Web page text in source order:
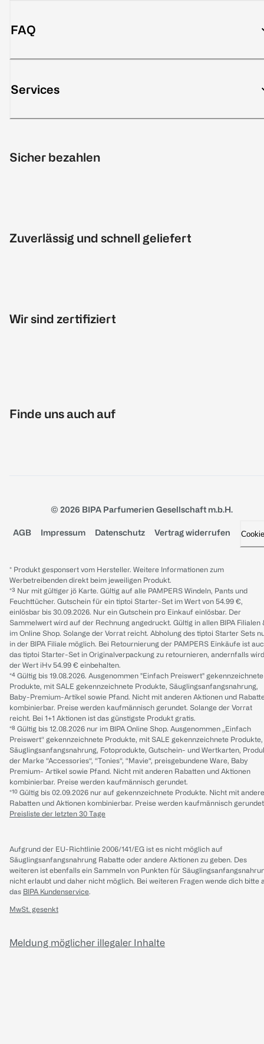
FAQ
Services
Sicher bezahlen
Zuverlässig und schnell geliefert
Wir sind zertifiziert
Finde uns auch auf
© 2026 BIPA Parfumerien Gesellschaft m.b.H.
AGB Impressum Datenschutz Vertrag widerrufen
* Produkt gesponsert vom Hersteller. Weitere Informationen zum
Werbetreibenden direkt beim jeweiligen Produkt.
*³ Nur mit gültiger jö Karte. Gültig auf alle PAMPERS Windeln, Pants und
Feuchttücher. Gutschein für ein tiptoi Starter-Set im Wert von 54.99 €,
einlösbar bis 30.09.2026. Nur ein Gutschein pro Einkauf einlösbar. Der
Sammelwert wird auf der Rechnung angedruckt. Gültig in allen BIPA Filialen
im Online Shop. Solange der Vorrat reicht. Abholung des tiptoi Starter Sets
in der BIPA Filiale möglich. Bei Retournierung der PAMPERS Einkäufe ist
das tiptoi Starter-Set in Originalverpackung zu retournieren, andernfalls wird
der Wert iHv 54.99 € einbehalten.
*⁴ Gültig bis 19.08.2026. Ausgenommen "Einfach Preiswert" gekennzeichnete
Produkte, mit SALE gekennzeichnete Produkte, Säuglingsanfangsnahrung,
Baby-Premium-Artikel sowie Pfand. Nicht mit anderen Aktionen und
kombinierbar. Preise werden kaufmännisch gerundet. Solange der Vorrat
reicht. Bei 1+1 Aktionen ist das günstigste Produkt gratis.
*⁸ Gültig bis 12.08.2026 nur im BIPA Online Shop. Ausgenommen „Einfach
Preiswert“ gekennzeichnete Produkte, mit SALE gekennzeichnete Produkte,
Säuglingsanfangsnahrung, Fotoprodukte, Gutschein- und Wertkarten,
der Marke “Accessories“, “Tonies“, “Mavie“, preisgebundene Ware, Baby
Premium- Artikel sowie Pfand. Nicht mit anderen Rabatten und Aktionen
kombinierbar. Preise werden kaufmännisch gerundet.
*¹⁰ Gültig bis 02.09.2026 nur auf gekennzeichnete Produkte. Nicht mit
Rabatten und Aktionen kombinierbar. Preise werden kaufmännisch
Preisliste der letzten 30 Tage
Aufgrund der EU-Richtlinie 2006/141/EG ist es nicht möglich auf
Säuglingsanfangsnahrung Rabatte oder andere Aktionen zu geben. Des
weiteren ist ebenfalls ein Sammeln von Punkten für
nicht erlaubt und daher nicht möglich. Bei weiteren Fragen wende dich bitte
das BIPA Kundenservice.
MwSt. gesenkt
Meldung möglicher illegaler Inhalte